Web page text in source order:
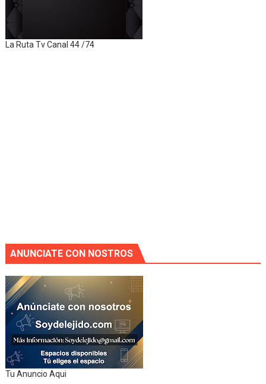
La Ruta Tv Canal 44 /74
ANUNCIATE CON NOSTROS
Tu Anuncio Aqui